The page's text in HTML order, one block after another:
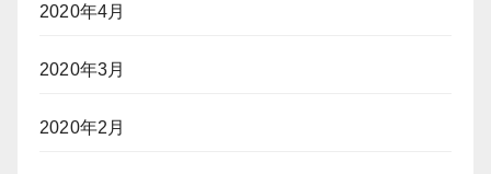
2020年4月
2020年3月
2020年2月